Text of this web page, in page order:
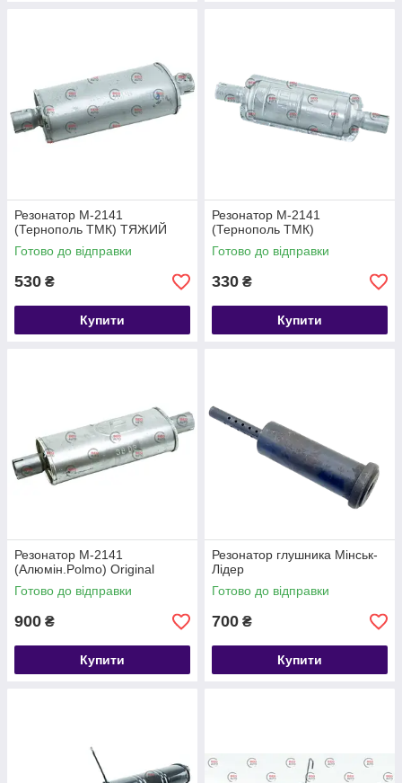
Резонатор М-2141
(Тернополь ТМК) ТЯЖИЙ
Готово до відправки
530 ₴
Купити
Резонатор М-2141
(Тернополь ТМК)
Готово до відправки
330 ₴
Купити
Резонатор М-2141
(Алюмін.Polmo) Original
Готово до відправки
900 ₴
Купити
Резонатор глушника Мінськ-
Лідер
Готово до відправки
700 ₴
Купити